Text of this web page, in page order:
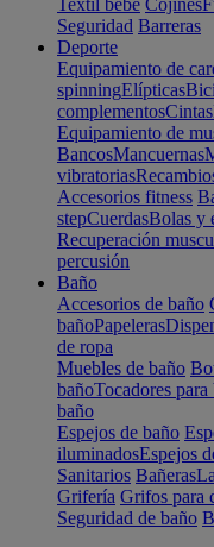
Textil bebé Cojines
Seguridad Barreras
Deporte
Equipamiento de
spinningElípticas
complementosCintas
Equipamiento de
BancosMancuernas
vibratorias
Accesorios fitness
stepCuerdasBolas y
Recuperación
percusión
Baño
Accesorios de baño
bañoPapeleras
de ropa
Muebles de baño
bañoTocadores para
baño
Espejos de baño
iluminadosEspejos
Sanitarios Bañeras
Grifería Grifos para
Seguridad de baño